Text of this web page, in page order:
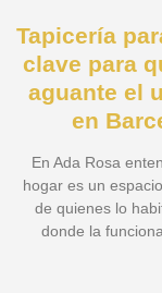
Tapicería
clave para
aguante el
en
En Ada Rosa
hogar es un
de quienes lo
donde la